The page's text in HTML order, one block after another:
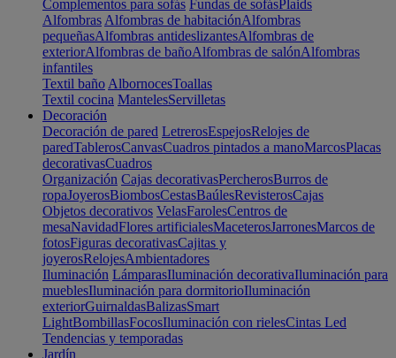
Complementos para sofás Fundas de sofásPlaids
Alfombras Alfombras de habitaciónAlfombras
pequeñasAlfombras antideslizantesAlfombras de
exteriorAlfombras de bañoAlfombras de salónAlfombras
infantiles
Textil baño AlbornocesToallas
Textil cocina MantelesServilletas
Decoración
Decoración de pared LetrerosEspejosRelojes de
paredTablerosCanvasCuadros pintados a manoMarcosPlacas
decorativasCuadros
Organización Cajas decorativasPercherosBurros de
ropaJoyerosBiombosCestasBaúlesRevisterosCajas
Objetos decorativos VelasFarolesCentros de
mesaNavidadFlores artificialesMaceterosJarronesMarcos de
fotosFiguras decorativasCajitas y
joyerosRelojesAmbientadores
Iluminación LámparasIluminación decorativaIluminación para
mueblesIluminación para dormitorioIluminación
exteriorGuirnaldasBalizasSmart
LightBombillasFocosIluminación con rielesCintas Led
Tendencias y temporadas
Jardín